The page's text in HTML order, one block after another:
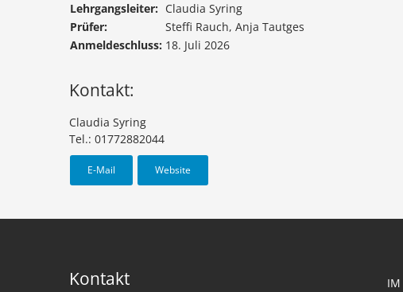
Lehrgangsleiter: Claudia Syring
Prüfer:
Steffi Rauch, Anja Tautges
Anmeldeschluss: 18. Juli 2026
Kontakt:
Claudia Syring
Tel.: 01772882044
E-Mail Website
Kontakt IM